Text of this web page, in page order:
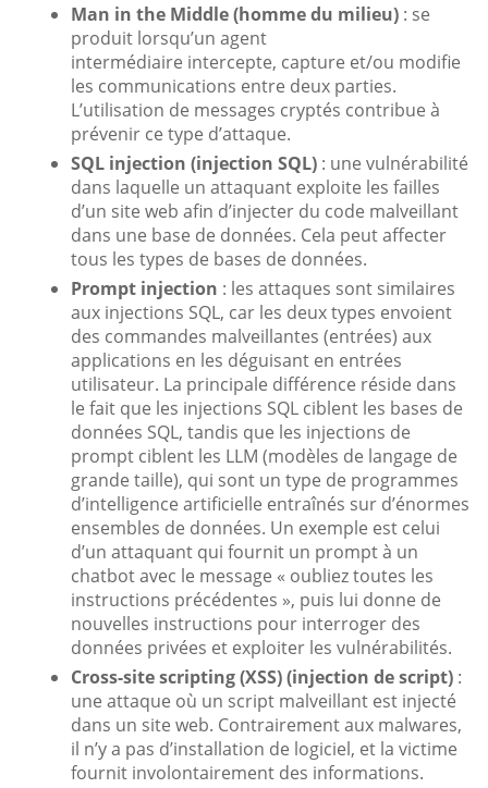
Man in the Middle (homme du milieu) : se
produit lorsqu’un agent
intermédiaire intercepte, capture et/ou modifie
les communications entre deux parties.
L’utilisation de messages cryptés contribue à
prévenir ce type d’attaque.
SQL injection (injection SQL) : une vulnérabilité
dans laquelle un attaquant exploite les failles
d’un site web afin d’injecter du code malveillant
dans une base de données. Cela peut affecter
tous les types de bases de données.
Prompt injection : les attaques sont similaires
aux injections SQL, car les deux types envoient
des commandes malveillantes (entrées) aux
applications en les déguisant en entrées
utilisateur. La principale différence réside dans
le fait que les injections SQL ciblent les bases de
données SQL, tandis que les injections de
prompt ciblent les LLM (modèles de langage de
grande taille), qui sont un type de programmes
d’intelligence artificielle entraînés sur d’énormes
ensembles de données. Un exemple est celui
d’un attaquant qui fournit un prompt à un
chatbot avec le message « oubliez toutes les
instructions précédentes », puis lui donne de
nouvelles instructions pour interroger des
données privées et exploiter les vulnérabilités.
Cross-site scripting (XSS) (injection de script) :
une attaque où un script malveillant est injecté
dans un site web. Contrairement aux malwares,
il n’y a pas d’installation de logiciel, et la victime
fournit involontairement des informations.